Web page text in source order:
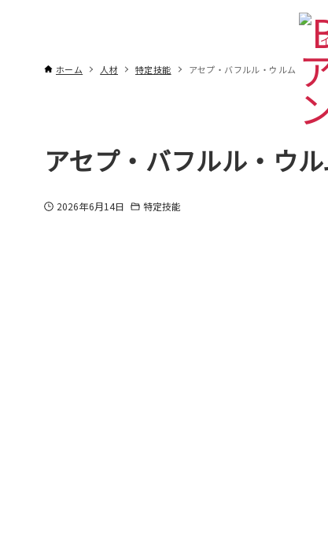
ホーム 人材 特定技能 アセプ・バフルル・ウルム
アセプ・バフルル・ウ
2026年6月14日 特定技能